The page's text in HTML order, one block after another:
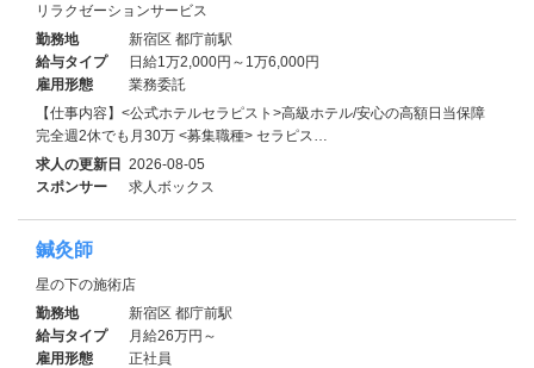
リラクゼーションサービス
勤務地
新宿区 都庁前駅
給与タイプ
日給1万2,000円～1万6,000円
雇用形態
業務委託
【仕事内容】<公式ホテルセラピスト>高級ホテル/安心の高額日当保障
完全週2休でも月30万 <募集職種> セラピス…
求人の更新日 2026-08-05
スポンサー
求人ボックス
鍼灸師
星の下の施術店
勤務地
新宿区 都庁前駅
給与タイプ
月給26万円～
雇用形態
正社員